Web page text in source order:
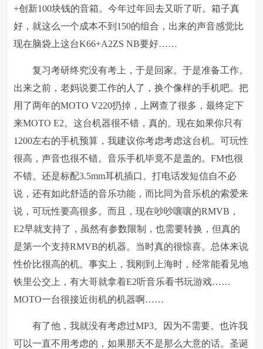
+创新100块钱的音箱。今年过年回去又听了听。箱子真
好，就这么一个成本不到150的组合，出来的声音感觉比
现在脑袋上这台K66+A2ZS NB要好……
复习考研终究没有考上，于是回家。于是准备工作。
出来之前，老妈说要工作的人了，换个像样的手机吧。把
用了两年的MOTO V220扔掉，上网查了很多，最终定下
来MOTO E2。这台机器很不错，真的。现在如果你只有
1200左右的手机预算，我建议你考虑考虑这台机。可玩性
很高，声音也很不错。音乐手机毕竟不是盖的。FM也很
不错。还是标配3.5mm耳机插口。打电话发短信自不必
说，还有如此舒适的音乐功能，而比同为音乐机的索爱来
说，可玩性要高很多。而且，现在吵吵嚷嚷的RMVB，
E2早就支持了，虽然有参数限制，也需要转换，但真的
是第一个支持RMVB的机器。当时真的很惊喜。总体来说
性价比很高的机。事实上，我刚到上海时，经常能看见地
铁里公交上，有大哥就拿着E2听音乐看书玩游戏……
MOTO一台很接近街机的机器啊……
有了他，我就没有考虑过MP3。因为不需要。也许我
可以一直不用考虑的，如果那天不是那么大意的话。圣诞